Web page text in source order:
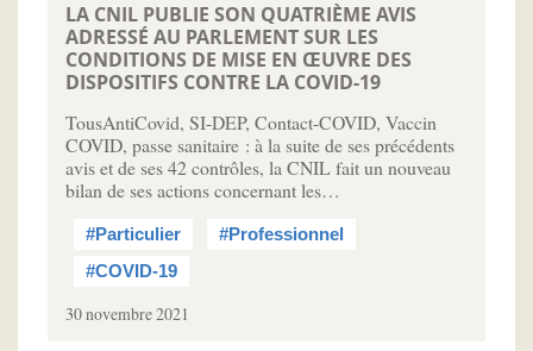
LA CNIL PUBLIE SON QUATRIÈME AVIS
ADRESSÉ AU PARLEMENT SUR LES
CONDITIONS DE MISE EN ŒUVRE DES
DISPOSITIFS CONTRE LA COVID-19
TousAntiCovid, SI-DEP, Contact-COVID, Vaccin
COVID, passe sanitaire : à la suite de ses précédents
avis et de ses 42 contrôles, la CNIL fait un nouveau
bilan de ses actions concernant les…
#Particulier
#Professionnel
#COVID-19
30 novembre 2021